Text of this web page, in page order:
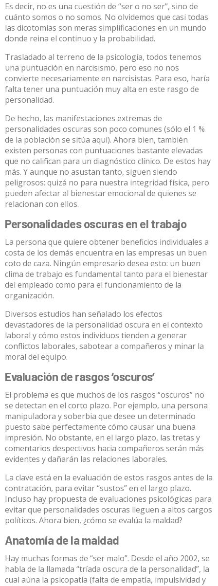
Es decir, no es una cuestión de “ser o no ser”, sino de
cuánto somos o no somos. No olvidemos que casi todas
las dicotomías son meras simplificaciones en un mundo
donde reina el continuo y la probabilidad.
Trasladado al terreno de la psicología, todos tenemos
una puntuación en narcisismo, pero eso no nos
convierte necesariamente en narcisistas. Para eso, haría
falta tener una puntuación muy alta en este rasgo de
personalidad.
De hecho, las manifestaciones extremas de
personalidades oscuras son poco comunes (sólo el 1 %
de la población se sitúa aquí). Ahora bien, también
existen personas con puntuaciones bastante elevadas
que no califican para un diagnóstico clínico. De estos hay
más. Y aunque no asustan tanto, siguen siendo
peligrosos: quizá no para nuestra integridad física, pero
pueden afectar al bienestar emocional de quienes se
relacionan con ellos.
Personalidades oscuras en el trabajo
La persona que quiere obtener beneficios individuales a
costa de los demás encuentra en las empresas un buen
coto de caza. Ningún empresario desea esto: un buen
clima de trabajo es fundamental tanto para el bienestar
del empleado como para el funcionamiento de la
organización.
Diversos estudios han señalado los efectos
devastadores de la personalidad oscura en el contexto
laboral y cómo estos individuos tienden a generar
conflictos laborales, sabotear a compañeros y minar la
moral del equipo.
Evaluación de rasgos ‘oscuros’
El problema es que muchos de los rasgos “oscuros” no
se detectan en el corto plazo. Por ejemplo, una persona
manipuladora y soberbia que desee un determinado
puesto sabe perfectamente cómo causar una buena
impresión. No obstante, en el largo plazo, las tretas y
comentarios despectivos hacia compañeros serán más
evidentes y dañarán las relaciones laborales.
La clave está en la evaluación de estos rasgos antes de la
contratación, para evitar “sustos” en el largo plazo.
Incluso hay propuesta de evaluaciones psicológicas para
evitar que personalidades oscuras lleguen a altos cargos
políticos. Ahora bien, ¿cómo se evalúa la maldad?
Anatomía de la maldad
Hay muchas formas de “ser malo”. Desde el año 2002, se
habla de la llamada “tríada oscura de la personalidad”, la
cual aúna la psicopatía (falta de empatía, impulsividad y